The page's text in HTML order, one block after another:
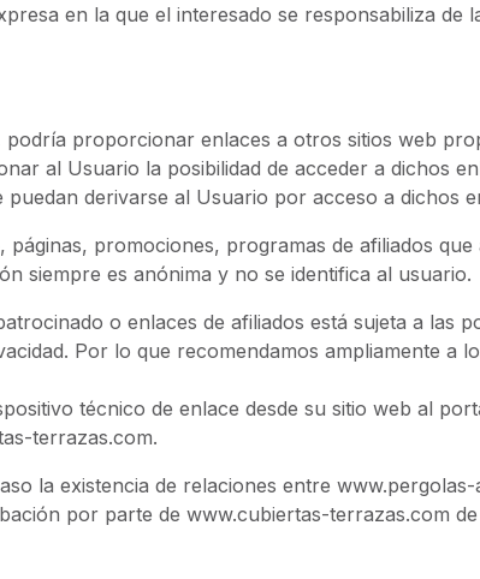
en la que el interesado se responsabiliza de
proporcionar enlaces a otros sitios web
al Usuario la posibilidad de acceder a dichos
derivarse al Usuario por acceso a dichos
promociones, programas de afiliados
siempre es anónima y no se identifica al usuario.
o enlaces de afiliados está sujeta a las
Por lo que recomendamos ampliamente a
técnico de enlace desde su sitio web al
terrazas.com.
la existencia de relaciones entre
por parte de www.cubiertas-terrazas.com